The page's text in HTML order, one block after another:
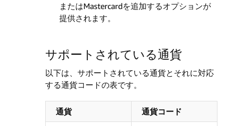
またはMastercardを追加するオプションが
提供されます。
サポートされている通貨
以下は、サポートされている通貨とそれに対応
する通貨コードの表です。
通貨 通貨コード